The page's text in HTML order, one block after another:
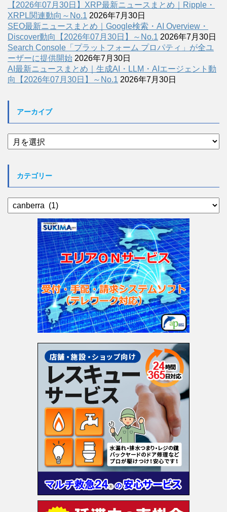
【2026年07月30日】XRP最新ニュースまとめ｜Ripple・
XRPL関連動向～No.1 2026年7月30日
SEO最新ニュースまとめ｜Google検索・AI Overview・
Discover動向【2026年07月30日】～No.1 2026年7月30日
Search Console「プラットフォーム プロパティ」が全ユ
ーザーに提供開始 2026年7月30日
AI最新ニュースまとめ｜生成AI・LLM・AIエージェント動
向【2026年07月30日】～No.1 2026年7月30日
アーカイブ
ア
ー
カテゴリー
カ
テ